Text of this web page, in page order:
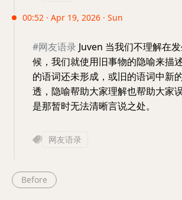
00:52 · Apr 19, 2026 · Sun
#网友语录 Juven 当我们不理解在
候，我们就使用旧事物的隐喻来描
的语词还未形成，或旧的语词中新
透，隐喻帮助大家理解也帮助大家
是那暂时无法清晰言说之处。
网友语录
Before